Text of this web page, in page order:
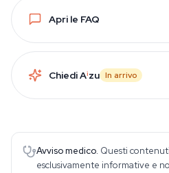
Apri le FAQ
Chiedi Aizu In arrivo
Avviso medico. Questi
esclusivamente informative e